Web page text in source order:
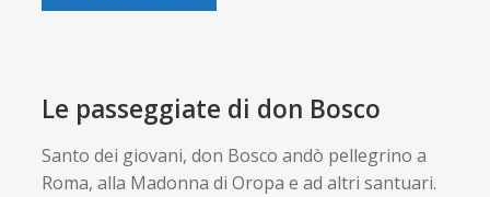
Le passeggiate di don Bosco
Santo dei giovani, don Bosco andò pellegrino a
Roma, alla Madonna di Oropa e ad altri santuari.